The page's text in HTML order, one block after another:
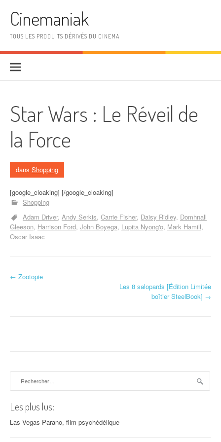
Cinemaniak
TOUS LES PRODUITS DÉRIVÉS DU CINEMA
Star Wars : Le Réveil de
la Force
dans Shopping
[google_cloaking] [/google_cloaking]
Shopping
Adam Driver Andy Serkis Carrie Fisher Daisy Ridley Domhnall
Gleeson Harrison Ford John Boyega Lupita Nyong'o Mark Hamill
Oscar Isaac
Navigation d'article
← Zootopie
Les 8 salopards [Édition Limitée
boîtier SteelBook] →
Les plus lus:
Las Vegas Parano, film psychédélique